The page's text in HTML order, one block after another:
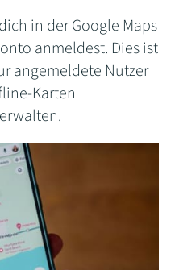
in der Google Maps
anmeldest. Dies ist
angemeldete Nutzer
Karten